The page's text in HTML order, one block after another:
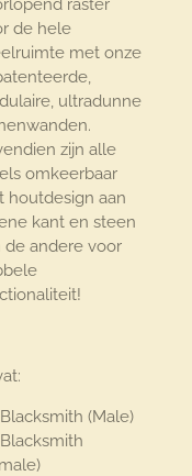
raster
de hele
met onze
ultradunne
zijn alle
omkeerbaar
houtdesign aan
kant en steen
de andere voor
(Male)